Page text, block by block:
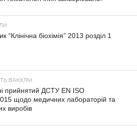
“Клінічна біохімія” 2013 розділ 1
ВАКХЛМ
прийнятий ДСТУ EN ISO
щодо медичних лабораторій та
виробів